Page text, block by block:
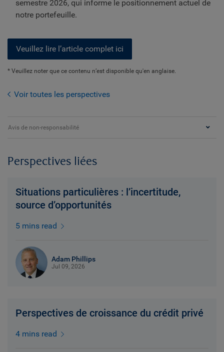
semestre 2026, qui informe le positionnement actuel de
notre portefeuille.
Veuillez lire l’article complet ici
* Veuillez noter que ce contenu n’est disponible qu'en anglaise.
Voir toutes les perspectives
Avis de non-responsabilité
Perspectives liées
Situations particulières : l’incertitude,
source d’opportunités
5 mins read
Adam Phillips
Jul 09, 2026
Perspectives de croissance du crédit privé
4 mins read